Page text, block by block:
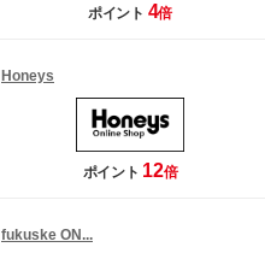
ポイント 4倍
Honeys
ポイント 12倍
fukuske ON...